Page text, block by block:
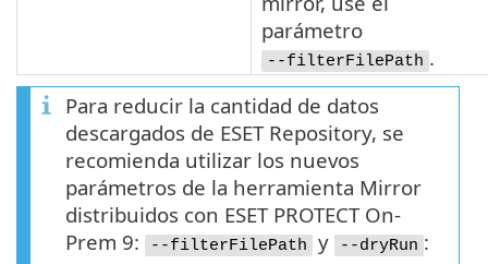
parámetro
--filterFilePath .
Para reducir la cantidad de datos
descargados de ESET Repository, se
recomienda utilizar los nuevos
parámetros de la herramienta Mirror
distribuidos con ESET PROTECT On-
Prem 9:
--filterFilePath y --dryRun :